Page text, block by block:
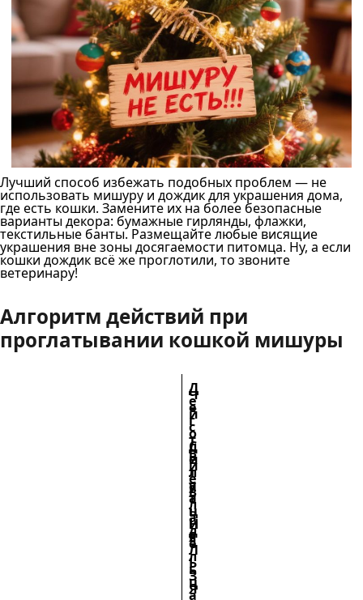
Лучший способ избежать подобных проблем — не
использовать мишуру и дождик для украшения дома,
где есть кошки. Замените их на более безопасные
варианты декора: бумажные гирлянды, флажки,
текстильные банты. Размещайте любые висящие
украшения вне зоны досягаемости питомца. Ну, а если
кошки дождик всё же проглотили, то звоните
ветеринару!
Алгоритм действий при
проглатывании кошкой мишуры
С
и
т
у
а
ц
и
я
Д
е
й
с
т
в
и
е
в
л
а
д
е
л
ь
ц
а
Ч
е
г
о
д
е
л
а
т
ь
Н
Е
Л
Ь
З
Я